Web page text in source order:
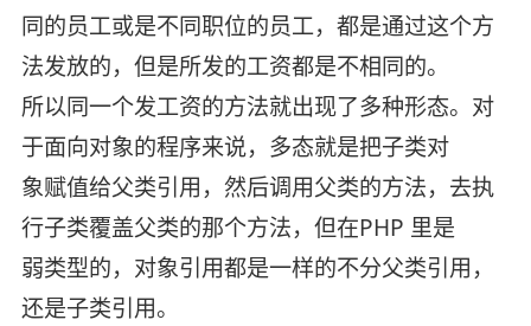
同的员工或是不同职位的员工，都是通过这个方
法发放的，但是所发的工资都是不相同的。
所以同一个发工资的方法就出现了多种形态。对
于面向对象的程序来说，多态就是把子类对
象赋值给父类引用，然后调用父类的方法，去执
行子类覆盖父类的那个方法，但在PHP 里是
弱类型的，对象引用都是一样的不分父类引用，
还是子类引用。